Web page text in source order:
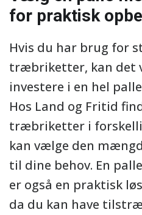
for praktisk
Hvis du har brug for
træbriketter, kan det
investere i en hel
Hos Land og Fritid
træbriketter i
kan vælge den
til dine behov. En
er også en praktisk
da du kan have